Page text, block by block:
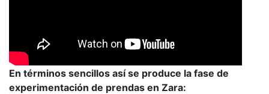
En términos sencillos así se produce la fase de
experimentación de prendas en Zara: